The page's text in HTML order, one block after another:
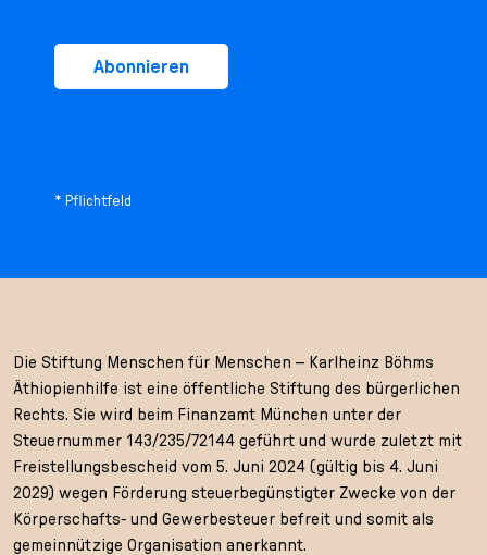
Abonnieren
* Pflichtfeld
Die Stiftung Menschen für Menschen – Karlheinz Böhms
Äthiopienhilfe ist eine öffentliche Stiftung des bürgerlichen
Rechts. Sie wird beim Finanzamt München unter der
Steuernummer 143/235/72144 geführt und wurde zuletzt mit
Freistellungsbescheid vom 5. Juni 2024 (gültig bis 4. Juni
2029) wegen Förderung steuerbegünstigter Zwecke von der
Körperschafts- und Gewerbesteuer befreit und somit als
gemeinnützige Organisation anerkannt.